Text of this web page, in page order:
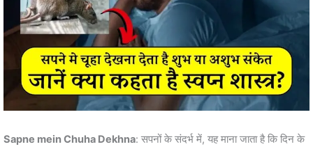
Sapne mein Chuha Dekhna: सपनों के संदर्भ में, यह माना जाता है कि दिन के